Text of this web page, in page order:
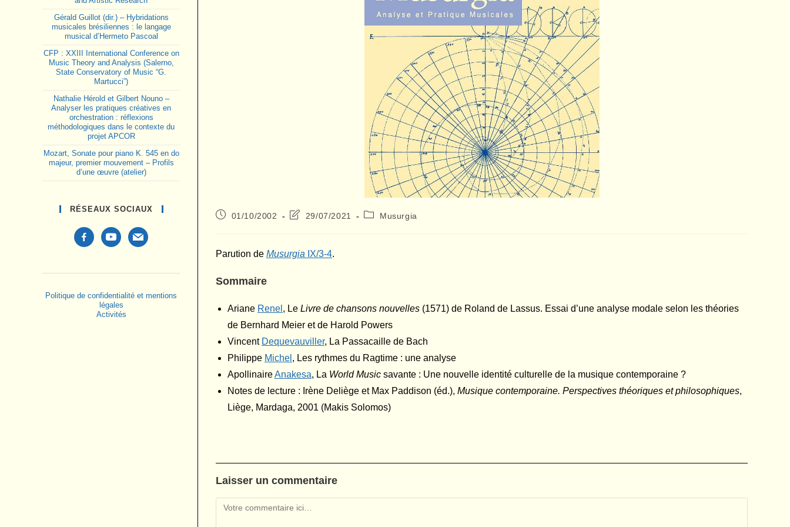
Publication
01/10/2002
Dernière
publication :
29/07/2021
PostMusurgia
Parution de Musurgia IX/3-4.
Sommaire
Ariane Renel , Le Livre de chansons nouvelles (1571) de Roland de Lassus. Essai d’une analyse modale selon les théories
de Bernhard Meier et de Harold Powers
Vincent Dequevauviller, La Passacaille de Bach
Philippe Michel , Les rythmes du Ragtime : une analyse
ApollinaireAnakesa, La World Music savante : Une nouvelle identité culturelle de la musique contemporaine ?
Notes de lecture : Irène Deliège et Max Paddison (éd.), Musique contemporaine. Perspectives théoriques et philosophiques,
Liège, Mardaga, 2001 (Makis Solomos)
Laisser un commentaire
Comment
Gérald Guillot (dir.) – Hybridations
musicales brésiliennes : le langage
musical d’Hermeto Pascoal
CFP : XXIII International Conference on
Music Theory and Analysis (Salerno,
State Conservatory of Music “G.
Martucci”)
Nathalie Hérold et Gilbert Nouno –
Analyser les pratiques créatives en
orchestration : réflexions
méthodologiques dans le contexte du
projet APCOR
Mozart, Sonate pour piano K. 545 en do
majeur, premier mouvement – Profils
d’une œuvre (atelier)
RÉSEAUX SOCIAUX
facebook-
alt
youtubemail
Politique de confidentialité et mentions
légales
Activités